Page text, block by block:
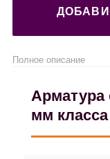
Полное описание
Арматура
мм